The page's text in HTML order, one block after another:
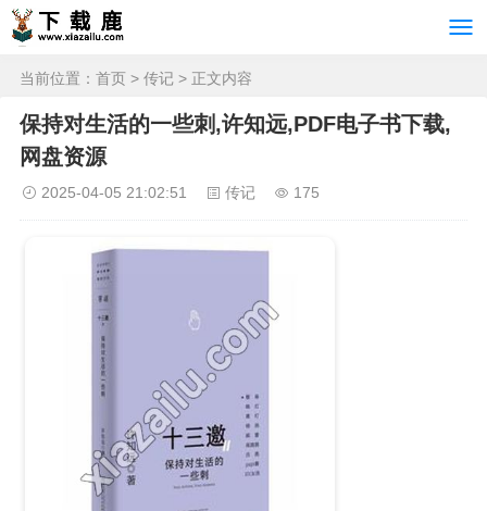
当前位置： 首页 > 传记 > 正文内容
保持对生活的一些刺,许知远,PDF电子书下载,
网盘资源
2025-04-05 21:02:51 传记 175